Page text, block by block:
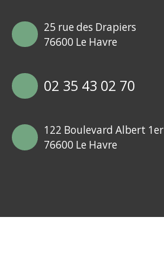
25 rue des Drapiers
76600 Le Havre
02 35 43 02 70
122 Boulevard Albert 1er
76600 Le Havre